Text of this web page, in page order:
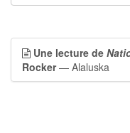
Une lecture de
Rocker— Alaluska